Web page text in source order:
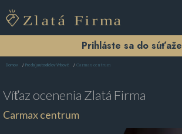
Prihláste sa do súťaže
Domov Predaj autodielov Vrbové Carmax centrum
Víťaz ocenenia Zlatá Firma
Carmax centrum